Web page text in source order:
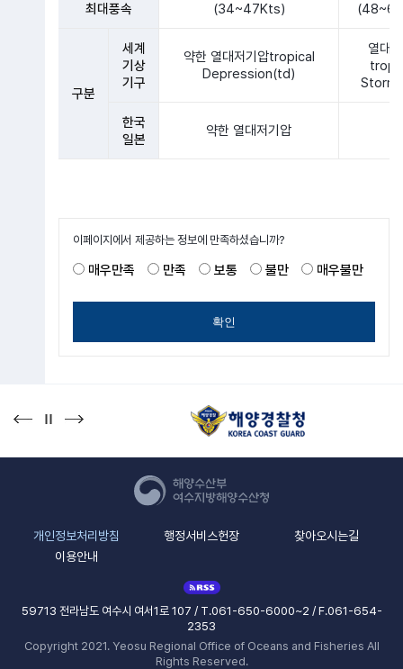
최대풍속
(34~47Kts)
구분
세계
기상
기구
약한 열대저기압tropical
Depression(td)
열대
한국
일본
약한 열대저기압
이페이지에서 제공하는 정보에 만족하셨습니까?
매우만족 만족 보통 불만 매우불만
확인
개인정보처리방침 행정서비스헌장
찾아오시는길
이용안내
59713 전라남도 여수시 여서1로 107 / T.061-650-6000~2 / F.061-654-
2353
Copyright 2021. Yeosu Regional Office of Oceans and Fisheries All
Rights Reserved.